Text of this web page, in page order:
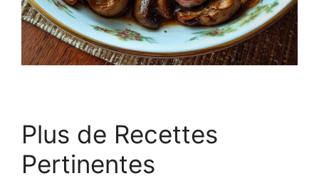
Plus de Recettes
Pertinentes